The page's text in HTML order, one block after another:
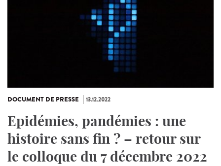
DOCUMENT DE PRESSE 13.12.2022
Epidémies, pandémies : une
histoire sans fin ? – retour sur
le colloque du 7 décembre 2022